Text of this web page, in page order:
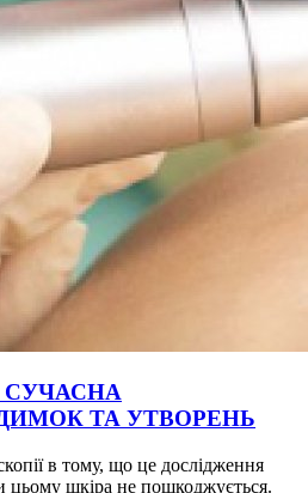
СУЧАСНА
ТА УТВОРЕНЬ
в тому, що це дослідження
цьому шкіра не пошкоджується.